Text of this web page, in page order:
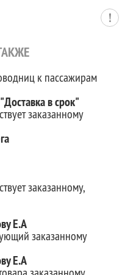
к пассажирам
в срок"
заказанному
заказанному,
Е.А
заказанному
Е.А